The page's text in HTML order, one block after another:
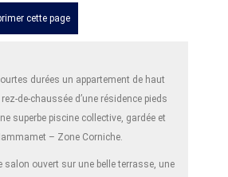
cette page
durées un appartement de haut
de-chaussée d’une résidence pieds
superbe piscine collective, gardée et
– Zone Corniche.
salon ouvert sur une belle terrasse, une